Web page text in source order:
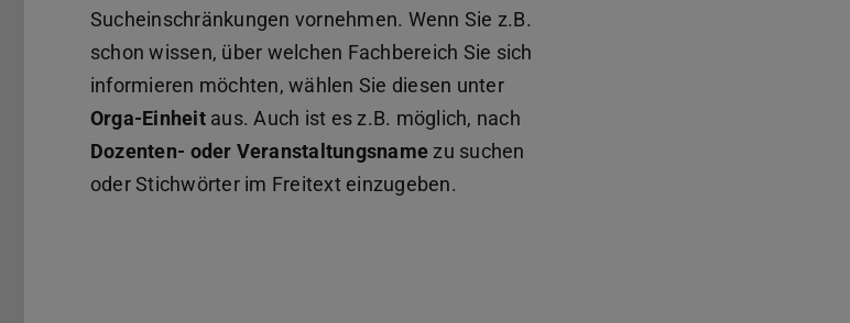
Sucheinschränkungen vornehmen. Wenn Sie z.B.
schon wissen, über welchen Fachbereich Sie sich
informieren möchten, wählen Sie diesen unter
Orga-Einheit aus. Auch ist es z.B. möglich, nach
Dozenten- oder Veranstaltungsname zu suchen
oder Stichwörter im Freitext einzugeben.